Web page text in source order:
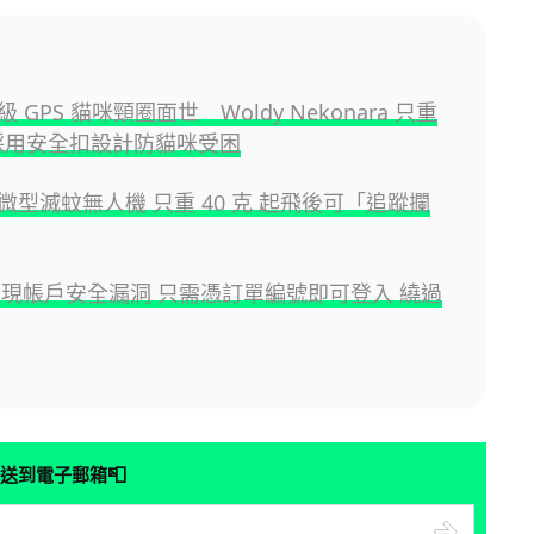
GPS 貓咪頸圈面世 Woldy Nekonara 只重
安全扣設計防貓咪受困
型滅蚊無人機 只重 40 克 起飛後可「追蹤攔
帳戶安全漏洞 只需憑訂單編號即可登入 繞過
到電子郵箱📮